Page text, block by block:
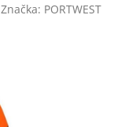
Značka: PORTWEST